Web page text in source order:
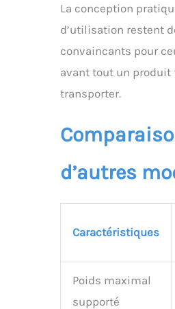
La conception
d’utilisation restent
convaincants pour
avant tout un produit
transporter.
d’autres
Caractéristiques
Poids maximal
supporté